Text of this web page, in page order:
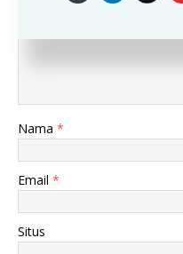
Nama *
Email *
Situs